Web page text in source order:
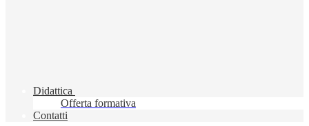
Didattica
Offerta formativa
Contatti